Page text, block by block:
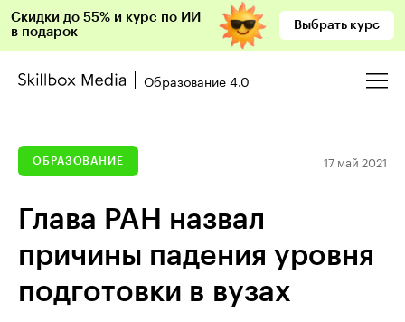
Скидки до 55% и курс по ИИ
в подарок
Выбрать курс
Образование 4.0
ОБРАЗОВАНИЕ 17 май 2021
Глава РАН назвал
причины падения уровня
подготовки в вузах